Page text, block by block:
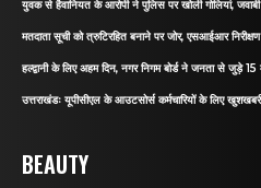
युवक से हैवानियत के आरोपी ने पुलिस पर खोली गोलियां, जवाबी
मतदाता सूची को त्रुटिरहित बनाने पर जोर, एसआईआर
हल्द्वानी के लिए अहम दिन, नगर निगम बोर्ड ने जनता से जुड़े 15
उत्तराखंडः यूपीसीएल के आउटसोर्स कर्मचारियों के लिए
BEAUTY